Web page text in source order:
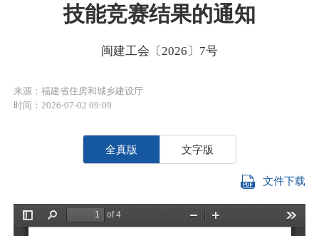
技能竞赛结果的通知
闽建工会〔2026〕7号
来源：福建省住房和城乡建设厅
时间：2026-07-02 09:09
全真版 文字版
文件下载